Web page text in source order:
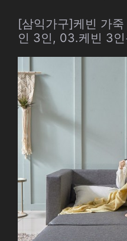
[삼익가구]케빈 가
인 3인, 03.케빈 3인